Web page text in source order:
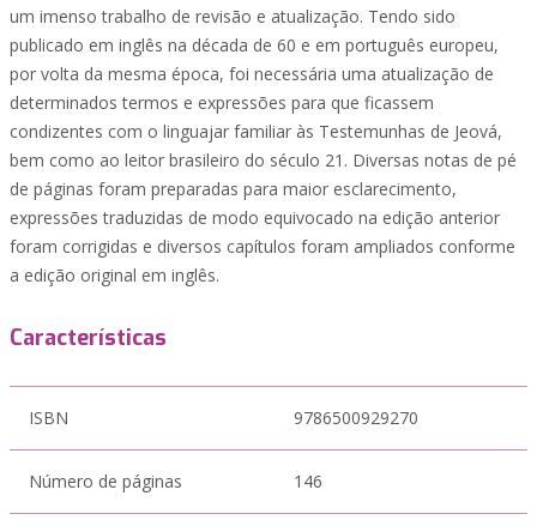
um imenso trabalho de revisão e atualização. Tendo sido
publicado em inglês na década de 60 e em português europeu,
por volta da mesma época, foi necessária uma atualização de
determinados termos e expressões para que ficassem
condizentes com o linguajar familiar às Testemunhas de Jeová,
bem como ao leitor brasileiro do século 21. Diversas notas de pé
de páginas foram preparadas para maior esclarecimento,
expressões traduzidas de modo equivocado na edição anterior
foram corrigidas e diversos capítulos foram ampliados conforme
a edição original em inglês.
Características
ISBN 9786500929270
Número de páginas 146